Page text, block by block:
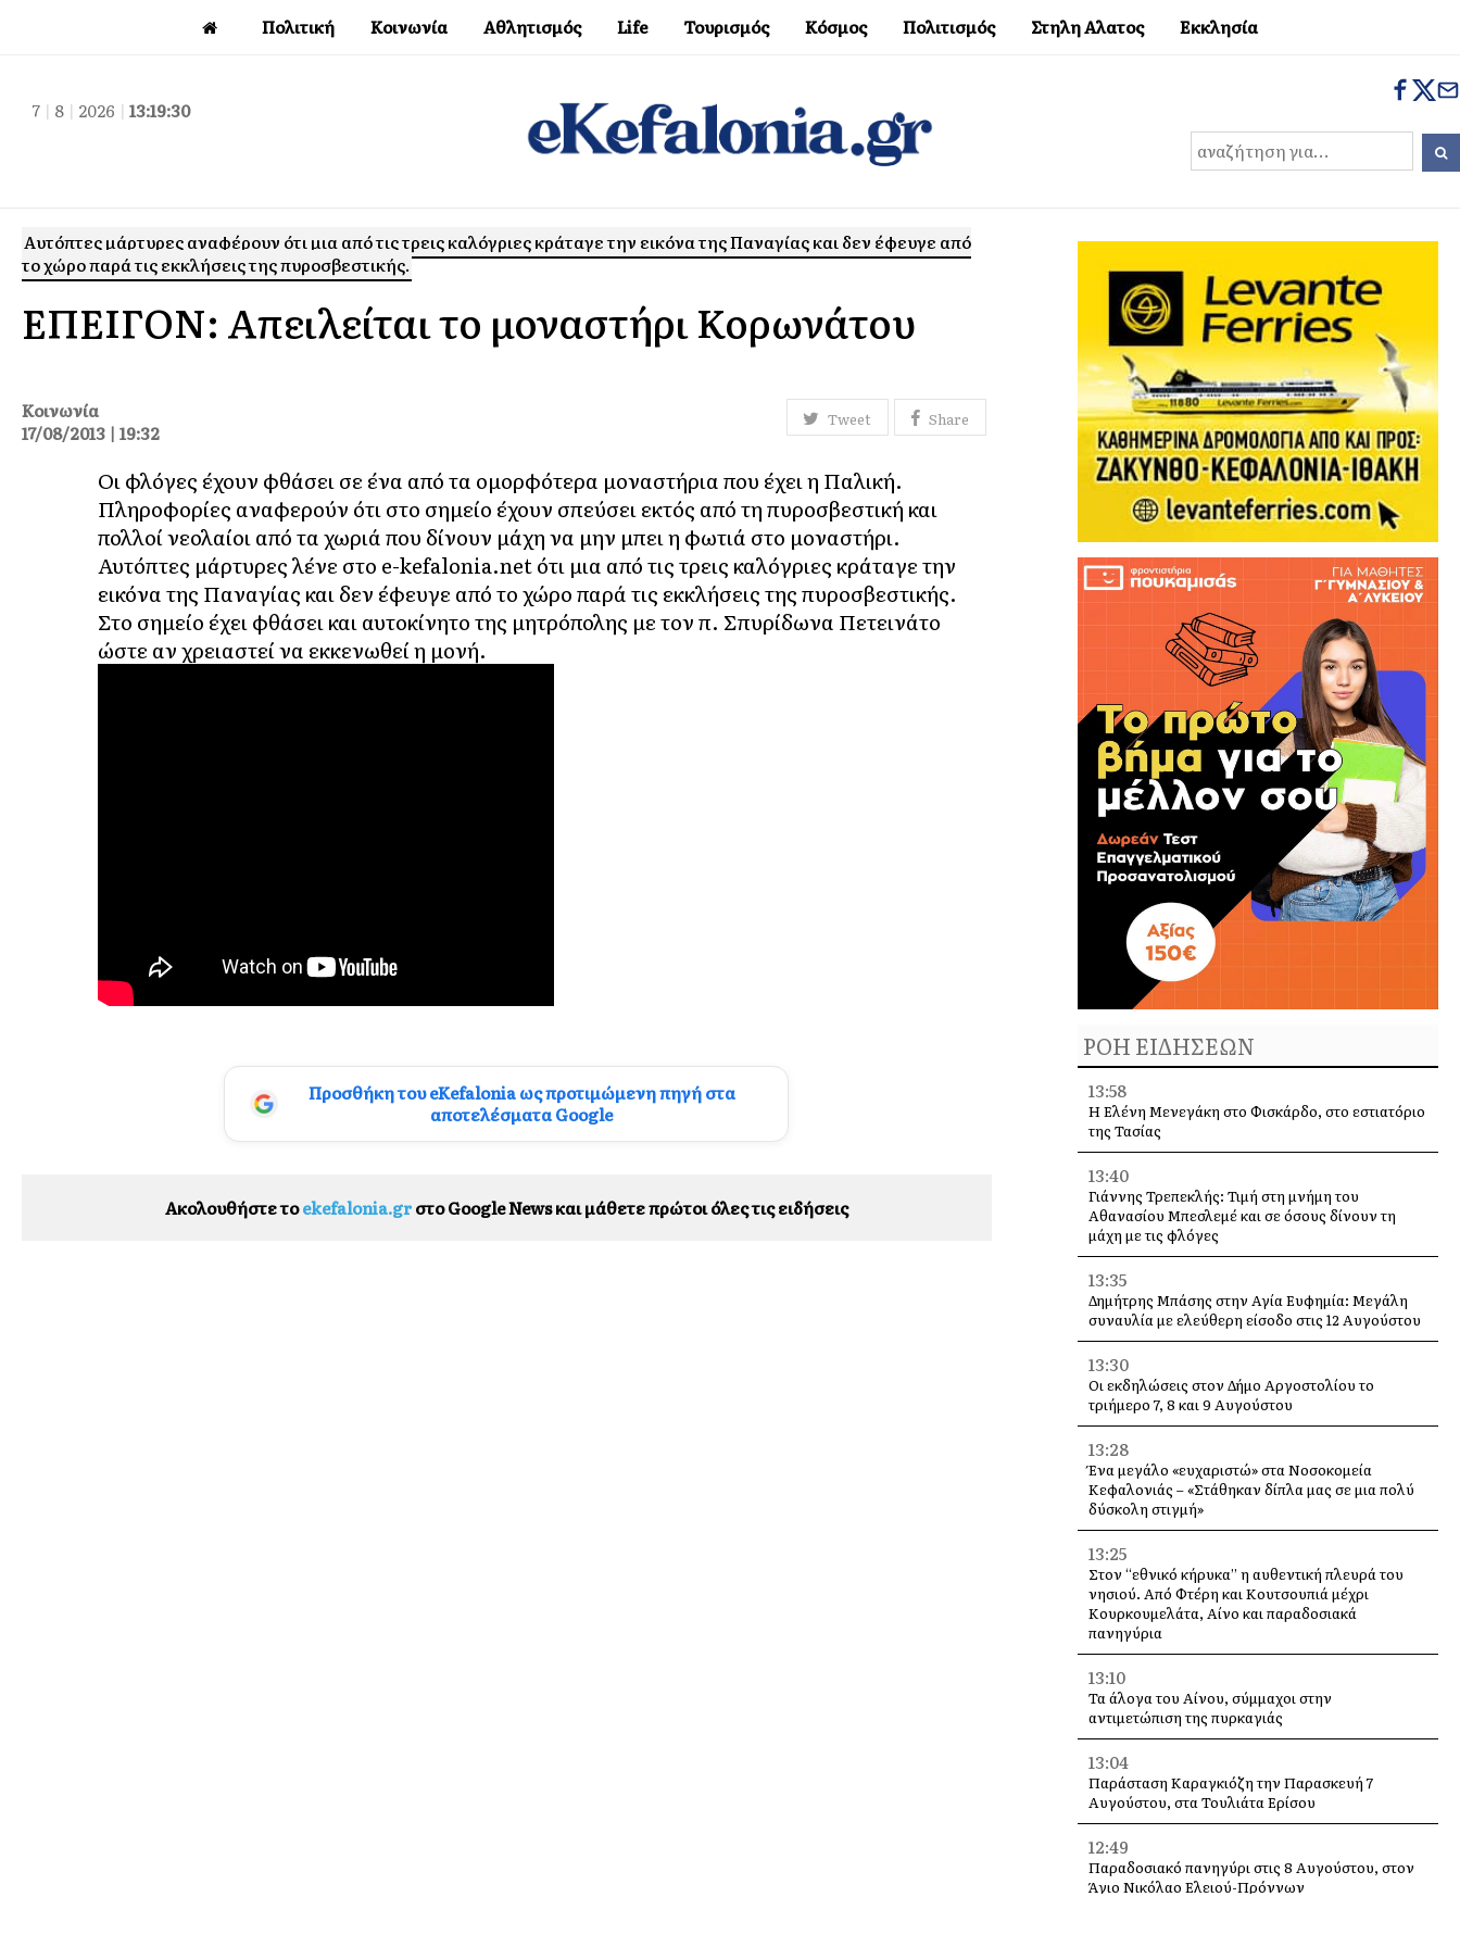
Πολιτική Κοινωνία Αθλητισμός Life Τουρισμός Κόσμος Πολιτισμός Στηλη Αλατος Εκκλησία
7 | 8 | 2026 | 13:19:31
Αυτόπτες μάρτυρες αναφέρουν ότι μια από τις τρεις καλόγριες κράταγε την εικόνα της Παναγίας και δεν έφευγε από
το χώρο παρά τις εκκλήσεις της πυροσβεστικής.
ΕΠΕΙΓΟΝ: Απειλείται το μοναστήρι Κορωνάτου
Tweet Share
Κοινωνία
17/08/2013 | 19:32
Οι φλόγες έχουν φθάσει σε ένα από τα ομορφότερα μοναστήρια που έχει η Παλική.
Πληροφορίες αναφερούν ότι στο σημείο έχουν σπεύσει εκτός από τη πυροσβεστική και
πολλοί νεολαίοι από τα χωριά που δίνουν μάχη να μην μπει η φωτιά στο μοναστήρι.
Αυτόπτες μάρτυρες λένε στο e-kefalonia.net ότι μια από τις τρεις καλόγριες κράταγε την
εικόνα της Παναγίας και δεν έφευγε από το χώρο παρά τις εκκλήσεις της πυροσβεστικής.
Στο σημείο έχει φθάσει και αυτοκίνητο της μητρόπολης με τον π. Σπυρίδωνα Πετεινάτο
ώστε αν χρειαστεί να εκκενωθεί η μονή.
Προσθήκη του eKefalonia ως προτιμώμενη πηγή στα
αποτελέσματα Google
Ακολουθήστε τοekefalonia.grστο Google News και μάθετε πρώτοι όλες τις ειδήσεις
ΡΟΗ ΕΙΔΗΣΕΩΝ
13:58
Η Ελένη Μενεγάκη στο Φισκάρδο, στο εστιατόριο
της Τασίας
13:40
Γιάννης Τρεπεκλής: Τιμή στη μνήμη του
Αθανασίου Μπεσλεμέ και σε όσους δίνουν τη
μάχη με τις φλόγες
13:35
Δημήτρης Μπάσης στην Αγία Ευφημία: Μεγάλη
συναυλία με ελεύθερη είσοδο στις 12 Αυγούστου
13:30
Οι εκδηλώσεις στον Δήμο Αργοστολίου το
τριήμερο 7, 8 και 9 Αυγούστου
13:28
Ένα μεγάλο «ευχαριστώ» στα Νοσοκομεία
Κεφαλονιάς – «Στάθηκαν δίπλα μας σε μια πολύ
δύσκολη στιγμή»
13:25
Στον “εθνικό κήρυκα” η αυθεντική πλευρά του
νησιού. Από Φτέρη και Κουτσουπιά μέχρι
Κουρκουμελάτα, Αίνο και παραδοσιακά
πανηγύρια
13:10
Τα άλογα του Αίνου, σύμμαχοι στην
αντιμετώπιση της πυρκαγιάς
13:04
Παράσταση Καραγκιόζη την Παρασκευή 7
Αυγούστου, στα Τουλιάτα Ερίσου
12:49
Παραδοσιακό πανηγύρι στις 8 Αυγούστου, στον
Άγιο Νικόλαο Ελειού-Πρόννων